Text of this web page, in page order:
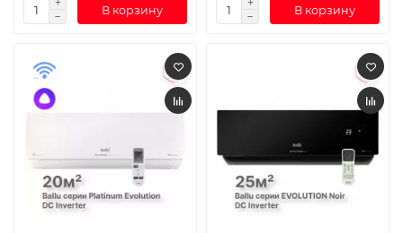
В корзину В корзину